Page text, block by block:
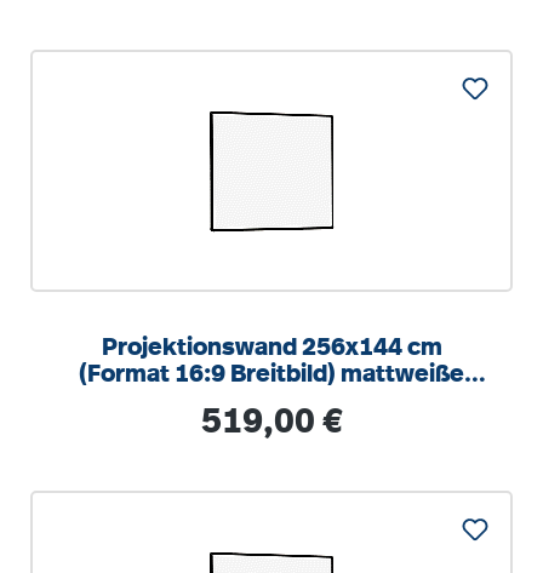
Projektionswand 256x144 cm
(Format 16:9 Breitbild) mattweiße
Regulärer Preis:
519,00 €